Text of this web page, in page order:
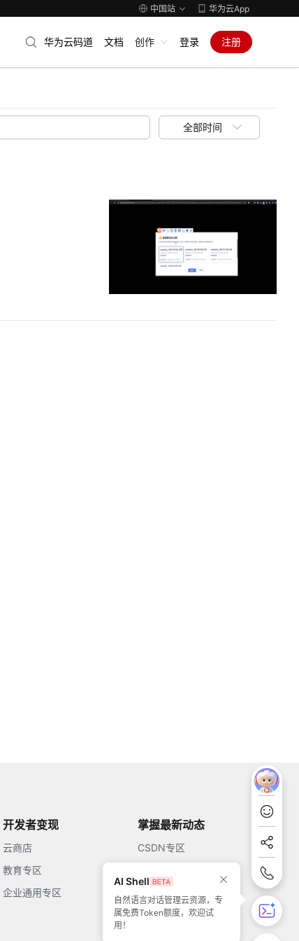
中国站 华为云App
华为云码道 文档 创作 登录 注册
全部时间
开发者变现
云商店
教育专区
企业通用专区
掌握最新动态
CSDN专区
51CTO
AI Shell
自然语言对话管理云资源，专
属免费Token额度，欢迎试
用！